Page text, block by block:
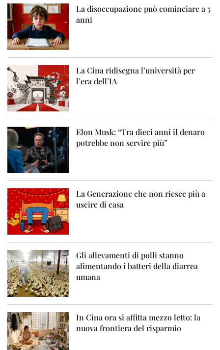
La disoccupazione può cominciare a 5
anni
La Cina ridisegna l’università per
l’era dell’IA
Elon Musk: “Tra dieci anni il denaro
potrebbe non servire più”
La Generazione che non riesce più a
uscire di casa
Gli allevamenti di polli stanno
alimentando i batteri della diarrea
umana
In Cina ora si affitta mezzo letto: la
nuova frontiera del risparmio